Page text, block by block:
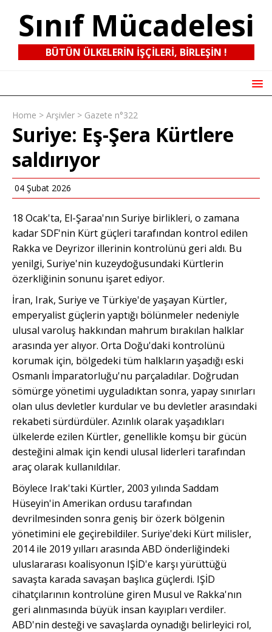
Sınıf Mücadelesi
BÜTÜN ÜLKELERIN IŞÇILERI, BIRLEŞIN !
Home > Arşivler > Gazete n°322
Suriye: Eş-Şera Kürtlere
saldırıyor
04 Şubat 2026
18 Ocak'ta, El-Şaraa'nın Suriye birlikleri, o zamana
kadar SDF'nin Kürt güçleri tarafından kontrol edilen
Rakka ve Deyrizor illerinin kontrolünü geri aldı. Bu
yenilgi, Suriye'nin kuzeydoğusundaki Kürtlerin
özerkliğinin sonunu işaret ediyor.
İran, Irak, Suriye ve Türkiye'de yaşayan Kürtler,
emperyalist güçlerin yaptığı bölünmeler nedeniyle
ulusal varoluş hakkından mahrum bırakılan halklar
arasında yer alıyor. Orta Doğu'daki kontrolünü
korumak için, bölgedeki tüm halkların yaşadığı eski
Osmanlı İmparatorluğu'nu parçaladılar. Doğrudan
sömürge yönetimi uyguladıktan sonra, yapay sınırları
olan ulus devletler kurdular ve bu devletler arasındaki
rekabeti sürdürdüler. Azınlık olarak yaşadıkları
ülkelerde ezilen Kürtler, genellikle komşu bir gücün
desteğini almak için kendi ulusal liderleri tarafından
araç olarak kullanıldılar.
Böylece Irak'taki Kürtler, 2003 yılında Saddam
Hüseyin'in Amerikan ordusu tarafından
devrilmesinden sonra geniş bir özerk bölgenin
yönetimini ele geçirebildiler. Suriye'deki Kürt milisler,
2014 ile 2019 yılları arasında ABD önderliğindeki
uluslararası koalisyonun IŞİD'e karşı yürüttüğü
savaşta karada savaşan başlıca güçlerdi. IŞİD
cihatçılarının kontrolüne giren Musul ve Rakka'nın
geri alınmasında büyük insan kayıpları verdiler.
ABD'nin desteği ve savaşlarda oynadığı belirleyici rol,